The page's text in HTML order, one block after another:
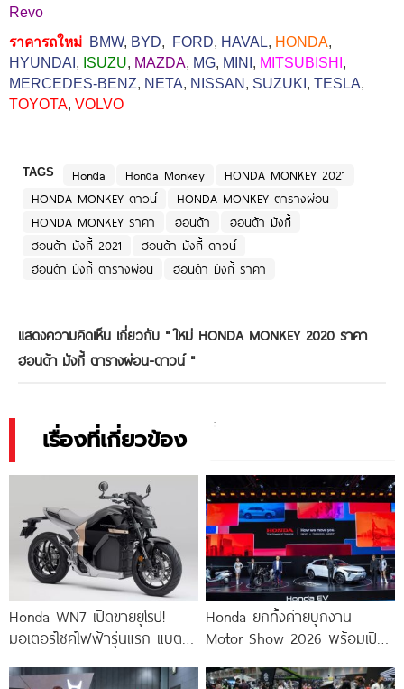
Revo
ราคารถใหม่ BMW, BYD, FORD, HAVAL, HONDA,
HYUNDAI , ISUZU, MAZDA, MG, MINI , MITSUBISHI ,
MERCEDES-BENZ, NETA, NISSAN , SUZUKI , TESLA,
TOYOTA, VOLVO
TAGS Honda Honda Monkey
HONDA MONKEY 2021
HONDA MONKEY ดาวน์
HONDA MONKEY ตารางผ่อน
HONDA MONKEY ราคา
ฮอนด้า
ฮอนด้า มังกี้
ฮอนด้า มังกี้ 2021
ฮอนด้า มังกี้ ดาวน์
ฮอนด้า มังกี้ ตารางผ่อน
ฮอนด้า มังกี้ ราคา
แสดงความคิดเห็น เกี่ยวกับ "ใหม่ HONDA MONKEY 2020 ราคา
ฮอนด้า มังกี้ ตารางผ่อน-ดาวน์"
เรื่องที่เกี่ยวข้อง
Honda WN7 เปิดขายยุโรป!
มอเตอร์ไซค์ไฟฟ้ารุ่นแรก แบตฯ
Regenerative Braking
Honda ยกทั้งค่ายบุกงาน
Motor Show 2026 พร้อมเปิด
ล้วนคันใหม่